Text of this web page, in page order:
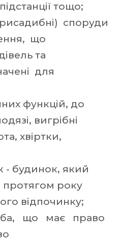
тощо;
споруди
що
та
для
функцій, до
вигрібні
хвіртки,
будинок, який
протягом року
відпочинку;
що має право